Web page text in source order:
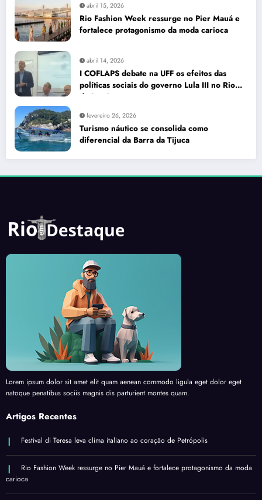
abril 15, 2026
Rio Fashion Week ressurge no Pier Mauá e
fortalece protagonismo da moda carioca
abril 14, 2026
I COFLAPS debate na UFF os efeitos das
políticas sociais do governo Lula III no Rio
de Janeiro
fevereiro 26, 2026
Turismo náutico se consolida como
diferencial da Barra da Tijuca
Lorem ipsum dolor sit amet elit quam aenean commodo ligula eget dolor eget
natoque penatibus sociis magnis dis parturient montes quam.
Artigos Recentes
Festival di Teresa leva clima italiano ao coração de Petrópolis
Rio Fashion Week ressurge no Pier Mauá e fortalece protagonismo da moda
carioca